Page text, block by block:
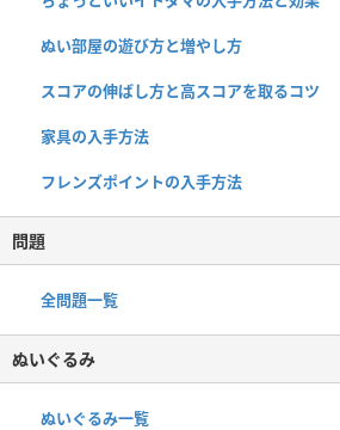
ぬい部屋の遊び方と増やし方
スコアの伸ばし方と高スコアを取るコツ
家具の入手方法
フレンズポイントの入手方法
問題
全問題一覧
ぬいぐるみ
ぬいぐるみ一覧